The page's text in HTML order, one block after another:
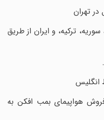
تهران
ترکیه، و ایران از طریق
هواپیمای بمب افکن به